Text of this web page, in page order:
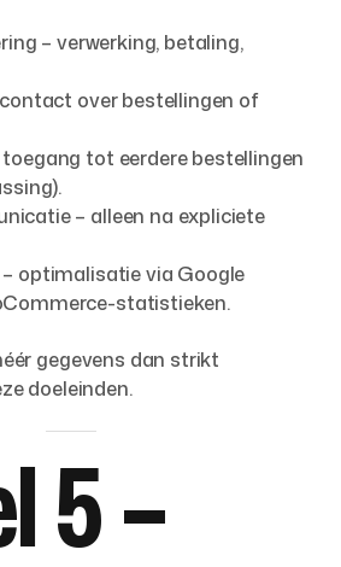
– verwerking, betaling,
over bestellingen of
tot eerdere bestellingen
– alleen na expliciete
optimalisatie via Google
statistieken.
gegevens dan strikt
doeleinden.
5 –